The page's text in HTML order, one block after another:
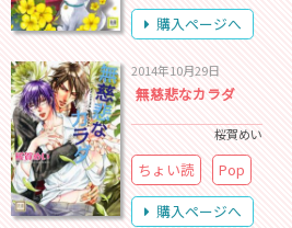
購入ページへ
2014年10月29日
無慈悲なカラダ
桜賀めい
ちょい読
Pop
購入ページへ